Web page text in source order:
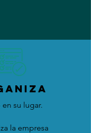
su lugar.
la empresa